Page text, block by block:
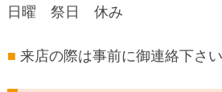
日曜 祭日 休み
■ 来店の際は事前に御連絡下さい